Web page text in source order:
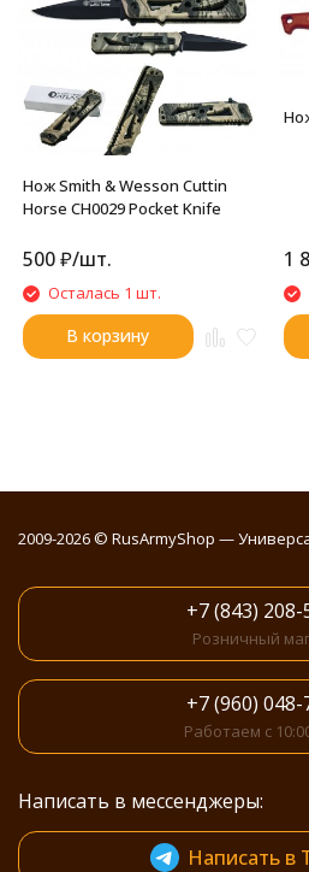
Нож Smith & Wesson Cuttin
Horse CH0029 Pocket Knife
500₽/шт.
Осталась 1 шт.
В корзину
1
2009-2026 © RusArmyShop —
+7 (843) 208-
Розничный
+7 (960) 048-
Работаем с
Написать в мессенджеры:
Написать в